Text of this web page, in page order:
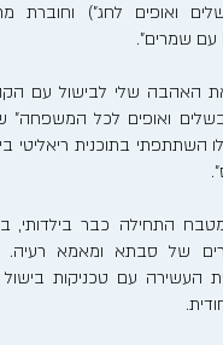
ואופים לחג") וחוברת
עם שמרים".
האהבה שלי לבישול עם
ואופים לכל המשפחה"
ואפילו השתתפתי בתוכנית
התחילה כבר בילדותי,
של סבתא ומאמא
העשירה עם טכניקות בישול